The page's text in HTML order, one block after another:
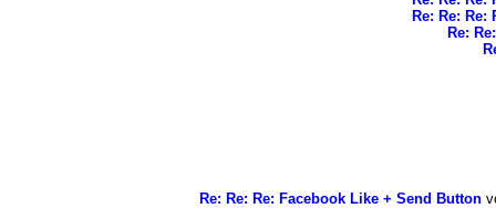
Re: Re: Re:
Re:
Re: Re: Re: Facebook Like + Send Button